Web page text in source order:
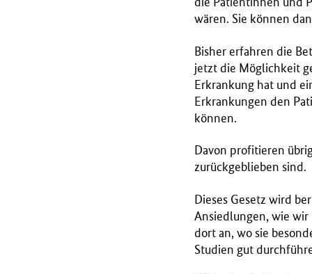
wären. Sie können
Bisher erfahren die
jetzt die Möglichkeit
Erkrankung hat und
Erkrankungen den
können.
Davon profitieren
zurückgeblieben sind.
Dieses Gesetz wird
Ansiedlungen, wie
dort an, wo sie
Studien gut